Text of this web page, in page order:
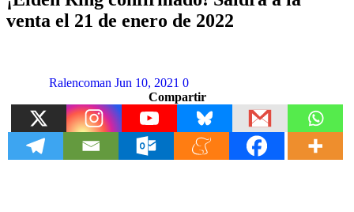
venta el 21 de enero de 2022
Ralencoman Jun 10, 2021 0
Compartir